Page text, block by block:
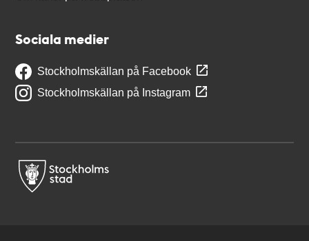
Sociala medier
Stockholmskällan på Facebook
Stockholmskällan på Instagram